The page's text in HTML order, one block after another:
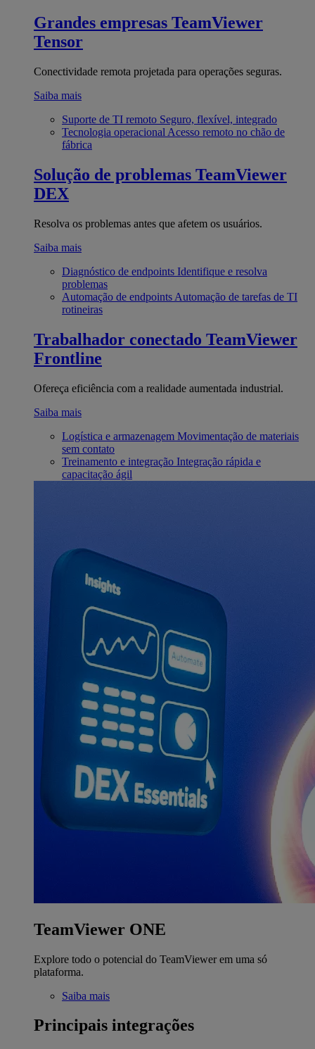
Grandes empresas TeamViewer
Tensor
Conectividade remota projetada para operações seguras.
Saiba mais
Suporte de TI remoto Seguro, flexível, integrado
Tecnologia operacional Acesso remoto no chão de
fábrica
Solução de problemas TeamViewer
DEX
Resolva os problemas antes que afetem os usuários.
Saiba mais
Diagnóstico de endpoints Identifique e resolva
problemas
Automação de endpoints Automação de tarefas de TI
rotineiras
Trabalhador conectado TeamViewer
Frontline
Ofereça eficiência com a realidade aumentada industrial.
Saiba mais
Logística e armazenagem Movimentação de materiais
sem contato
Treinamento e integração Integração rápida e
capacitação ágil
TeamViewer ONE
Explore todo o potencial do TeamViewer em uma só
plataforma.
Saiba mais
Principais integrações